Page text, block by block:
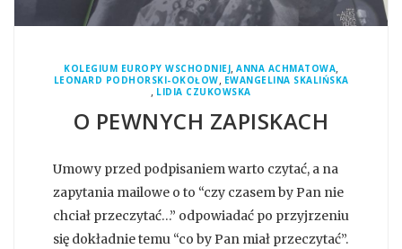
KOLEGIUM EUROPY WSCHODNIEJ, ANNA ACHMATOWA,
LEONARD PODHORSKI-OKOŁOW, EWANGELINA SKALIŃSKA
, LIDIA CZUKOWSKA
O PEWNYCH ZAPISKACH
Umowy przed podpisaniem warto czytać, a na
zapytania mailowe o to “czy czasem by Pan nie
chciał przeczytać…” odpowiadać po przyjrzeniu
się dokładnie temu “co by Pan miał przeczytać”.